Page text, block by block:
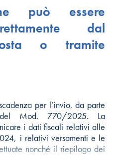
può essere
dal
o tramite
per l’invio, da parte
del Mod. 770/2025. La
i dati fiscali relativi alle
i relativi versamenti e le
nonché il riepilogo dei